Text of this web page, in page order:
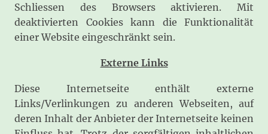
Schliessen des Browsers aktivieren. Mit
deaktivierten Cookies kann die Funktionalität
einer Website eingeschränkt sein.
Externe Links
Diese Internetseite enthält externe
Links/Verlinkungen zu anderen Webseiten, auf
deren Inhalt der Anbieter der Internetseite keinen